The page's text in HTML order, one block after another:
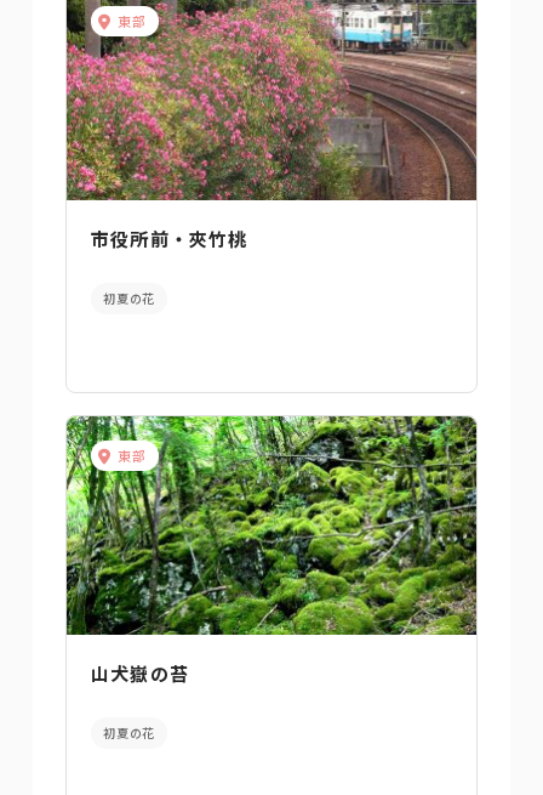
東部
市役所前・夾竹桃
初夏の花
東部
山犬嶽の苔
初夏の花